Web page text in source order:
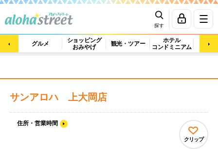
探す
グルメ
ショッピング
おみやげ
観光・ツアー
ホテル
コンドミニアム
マッ
サンアロハ 上大岡店
住所・営業時間
クリップ